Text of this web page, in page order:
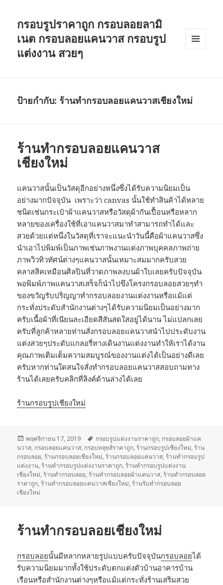
กรอบรูปราคาถูก กรอบลอยลามิ
เนต กรอบลอยแคนวาส กรอบรูป
แต่งงาน สวยๆ
ป้ายกำกับ: ร้านทำกรอบลอยแคนวาสเชียงใหม่
ร้านทำกรอบลอยแคนวาส
เชียงใหม่
แคนวาสนั้นเป็นวัสดุอีกอย่างหนึ่งซึ่งได้รับความนิยมเป็น
อย่างมากปัจจุบัน เพราะว่า canvas นั้นใช้ทำสินค้าได้หลาย
ชนิดเช่นกระเป๋าผ้าแคนวาสหรือวัสดุผ้ากันเปื้อนหรือหลาก
หลายของเครื่องใช้ที่เอาแคนวาสมาทำสามารถทำได้และ
สวยด้วยแต่หนึ่งในวัสดุที่เราจะแนะนำวันนี้คือผ้าแคนวาสซึ่ง
นำเอาไปพิมพ์เป็นภาพเช่นภาพงานแต่งภาพบุคคลภาพถ่าย
ภาพวิวทิวทัศน์ต่างๆแคนวาสนั้นเหมาะสมมากครับสวย
คลาสสิคเหมือนศิลปินที่วาดภาพลงบนผ้าใบเลยครับปัจจุบัน
พอพิมพ์ภาพแคนวาสเสร็จก็นำไปขึงโครงกรอบลอยสวยๆทำ
ของขวัญรับปริญญาทํากรอบลอยงานแต่งงานหรือแม้แต่
กระทั่งประดับสำนักงานต่างๆได้รับความนิยมเป็นอย่างมาก
ครับเนื้อผ้าที่เนียนละเอียดสีสันสดใสอยู่ได้นาน ไม่แปลกเลย
ครับที่ลูกค้าหลายท่านสั่งกรอบลอยแคนวาสนำไปประดับงาน
แต่งสวยๆประดับแกลอรี่ทางเดินงานแต่งงานทำให้เราได้งาน
คุณภาพเติมเต็มความสมบูรณ์ของงานแต่งได้เป็นอย่างดีเลย
ครับหากท่านใดสนใจสั่งทำกรอบลอยแคนวาสสอบถามทาง
ร้านได้เลยครับคลิกที่ลิงค์ด้านล่างได้เลย
ร้านกรอบรูปเชียงใหม่
เขียน
เมื่อ
พฤศจิกายน 17, 2019
ป้าย
กำกับ
กรอบรูปแต่งงานราคาถูก, กรอบลอยผ้าแค
นวาส, กรอบลอยแคนวาส, กรอบหลุยส์ราคาถูก, ร้านกรอบรูปเชียงใหม่, ร้าน
กรอบลอย, ร้านกรอบลอยเชียงใหม่, ร้านกรอบลอยแคนวาส, ร้านทำกรอบรูป
แต่งงาน, ร้านทำกรอบรูปแต่งงานราคาถูก, ร้านทำกรอบรูปแต่งงาน
เชียงใหม่, ร้านทำกรอบลอย, ร้านทำกรอบลอยผ้าแคนวาส, ร้านทำกรอบลอย
ราคาถูก, ร้านทำกรอบลอยแคนวาสเชียงใหม่, ร้านรับทำกรอบลอย
เชียงใหม่
ร้านทำกรอบลอยเชียงใหม่
กรอบลอยนั้นมีหลากหลายรูปแบบครับปัจจุบันกรอบลอยได้
รับความนิยมมากทั้งใช้ประดับตกแต่งตัวบ้านอาคารบ้าน
เรือนหรือสำนักงานต่างๆหรือแม้แต่กระทั่งร้านเสริมสวย